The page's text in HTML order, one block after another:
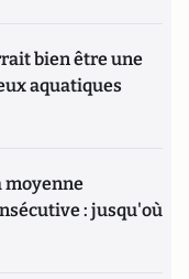
bien être une
aquatiques
moyenne
: jusqu'où